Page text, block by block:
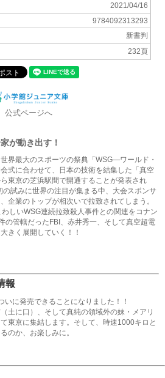
2021/04/16
9784092313293
新書判
232頁
公式ページへ
が動き出す！
界最大のスポーツの祭典「WSG―ワールド・
式に合わせて、日本の技術を結集した「真空
東京の芝浜駅間で開通することが発表され
試みに世界の注目が集まる中、大会スポンサ
企業のトップが相次いで拉致されてしまう。
しいWSG連続拉致殺人事件との関連をコナン
の管轄だったFBI、赤井秀一、そして真空超電
きく展開していく！！
報
に発売できることになりました！！
土に口）、そして真純の領域外の妹・メアリ
東京に集結します。そして、時速1000キロと
のか、お楽しみに。